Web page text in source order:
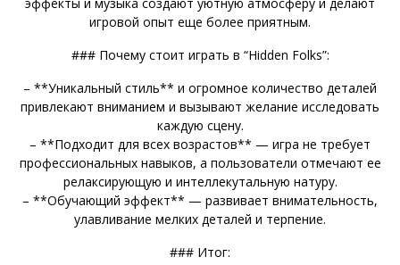
игровой опыт еще более приятным.
### Почему стоит играть в “Hidden Folks”:
– **Уникальный стиль** и огромное количество деталей
привлекают вниманием и вызывают желание исследовать
каждую сцену.
– **Подходит для всех возрастов** — игра не требует
профессиональных навыков, а пользователи отмечают ее
релаксирующую и интеллекутальную натуру.
– **Обучающий эффект** — развивает внимательность,
улавливание мелких деталей и терпение.
### Итог: